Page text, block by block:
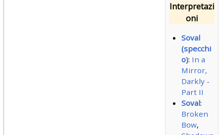
Interpretazi
oni
Soval
(specchi
o): In a
Mirror,
Darkly -
Part II
Soval:
Broken
Bow,